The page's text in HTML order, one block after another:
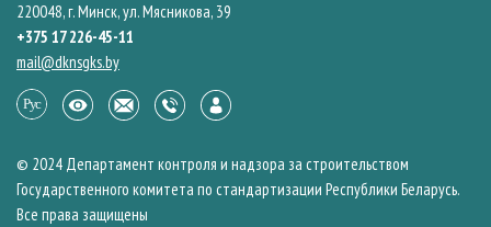
220048, г. Минск, ул. Мясникова, 39
+375 17 226-45-11
mail@dknsgks.by
© 2024 Департамент контроля и надзора за строительством
Государственного комитета по стандартизации Республики Беларусь.
Все права защищены